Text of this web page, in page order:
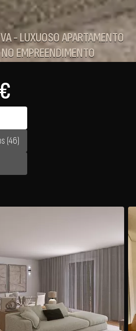
- LUXUOSO APARTAMENTO
EMPREENDIMENTO
(46)